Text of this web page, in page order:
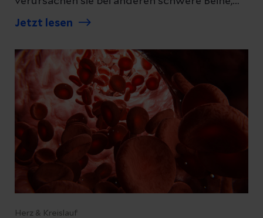
Schwellungen, Juckreiz oder
Abklärung hilft, Beschwerden einzuordnen
und passende Behandlungsmöglichkeiten zu
finden.
Jetzt lesen
Herz & Kreislauf